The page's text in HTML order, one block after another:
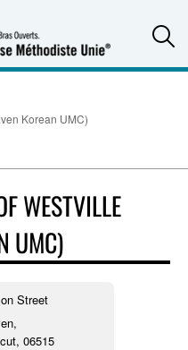
Korean UMC)
WESTVILLE
UMC)
Street
06515